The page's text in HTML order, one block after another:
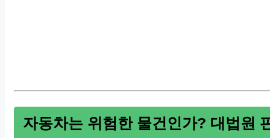
자동차는 위험한 물건인가? 대법원